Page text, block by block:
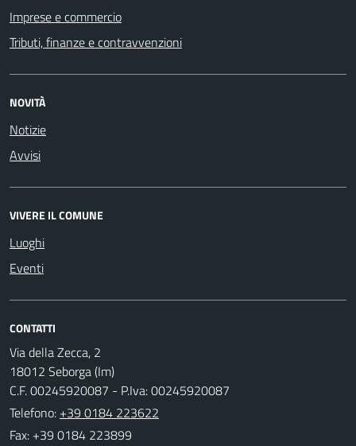
Imprese e commercio
Tributi, finanze e contravvenzioni
NOVITÀ
Notizie
Avvisi
VIVERE IL COMUNE
Luoghi
Eventi
CONTATTI
Via della Zecca, 2
18012 Seborga (Im)
C.F. 00245920087 - P.Iva: 00245920087
Telefono: +39 0184 223622
Fax: +39 0184 223899